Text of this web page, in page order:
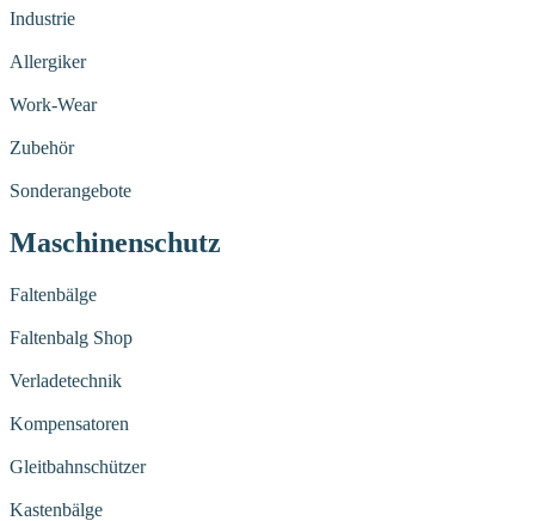
Industrie
Allergiker
Work-Wear
Zubehör
Sonderangebote
Maschinenschutz
Faltenbälge
Faltenbalg Shop
Verladetechnik
Kompensatoren
Gleitbahnschützer
Kastenbälge